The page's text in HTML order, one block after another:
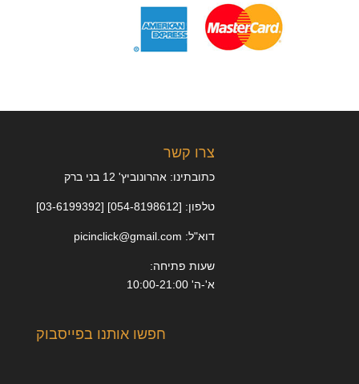
צרו קשר
כתובתינו: אהרונוביץ' 12 בני ברק
טלפון: [054-8198612] [03-6199392]
דוא"ל: picinclick@gmail.com
שעות פתיחה:
א'-ה' 10:00-21:00
חפשו אותנו בפייסבוק